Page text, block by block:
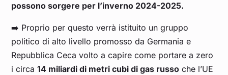
possono sorgere per l’inverno 2024-2025.
➡️ Proprio per questo verrà istituito un gruppo
politico di alto livello promosso da Germania e
Repubblica Ceca volto a capire come portare a zero
i circa14 miliardi di metri cubi di gas russo che l’UE